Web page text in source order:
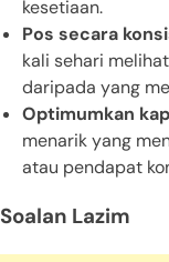
kesetiaan.
Pos secara
kali sehari
daripada yang
Optimumkan
menarik yang
atau pendapat
Soalan Lazim